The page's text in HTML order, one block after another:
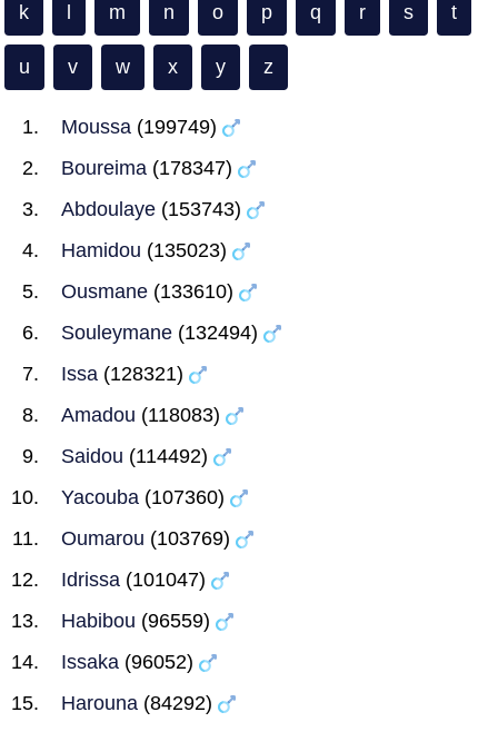
k m n o p q r s t
u v w x y z
Moussa (199749)
Boureima (178347)
Abdoulaye (153743)
Hamidou (135023)
Ousmane (133610)
Souleymane (132494)
Issa (128321)
Amadou (118083)
Saidou (114492)
Yacouba (107360)
Oumarou (103769)
Idrissa (101047)
Habibou (96559)
Issaka (96052)
Harouna (84292)